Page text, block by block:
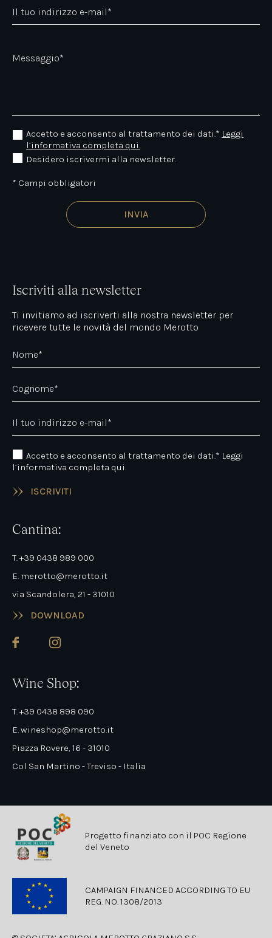
Il tuo indirizzo e-mail*
Messaggio*
Accetto e acconsento al trattamento dei dati.* Leggi
l’informativa completa qui.
Desidero iscrivermi alla newsletter.
* Campi obbligatori
Iscriviti alla newsletter
Ti invitiamo ad iscriverti alla nostra newsletter per
ricevere tutte le novità del mondo Merotto
Nome*
Cognome*
Il tuo indirizzo e-mail*
Accetto e acconsento al trattamento dei dati.* Leggi
l’informativa completa qui.
ISCRIVITI
Cantina:
T. +39 0438 989 000
E. merotto@merotto.it
via Scandolera, 21 - 31010
Wine Shop:
T. +39 0438 898 090
E. wineshop@merotto.it
Piazza Rovere, 16 - 31010
Col San Martino - Treviso - Italia
Progetto finanziato con il POC Regione
del Veneto
CAMPAIGN FINANCED ACCORDING TO EU
REG. NO. 1308/2013